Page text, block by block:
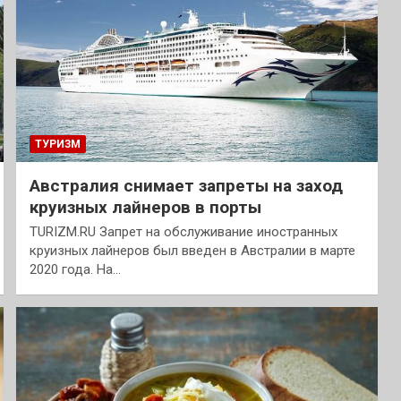
ТУРИЗМ
Австралия снимает запреты на заход
круизных лайнеров в порты
TURIZM.RU Запрет на обслуживание иностранных
круизных лайнеров был введен в Австралии в марте
2020 года. На…